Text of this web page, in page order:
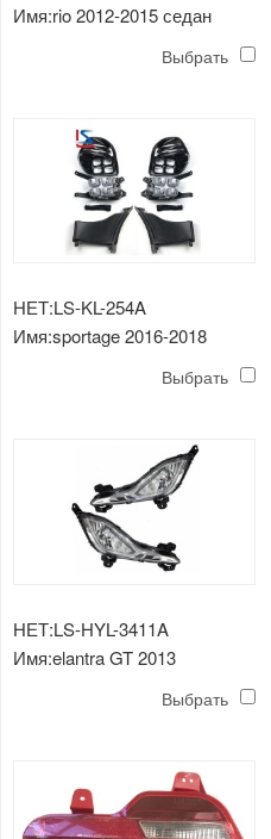
Имя:rio 2012-2015 седан
ПРОТИВОТУМАННЫХ ФАР
Выбрать
НЕТ:LS-KL-254A
Имя:sportage 2016-2018
ПРОТИВОТУМАННЫХ ФАР
Выбрать
НЕТ:LS-HYL-3411A
Имя:elantra GT 2013
Выбрать